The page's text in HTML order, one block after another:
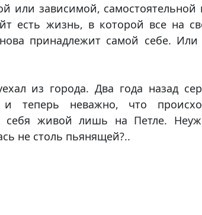
или зависимой, самостоятельной
есть жизнь, в которой все на
принадлежит самой себе. Или
из города. Два года назад
и теперь неважно, что
себя живой лишь на Петле.
не столь пьянящей?..